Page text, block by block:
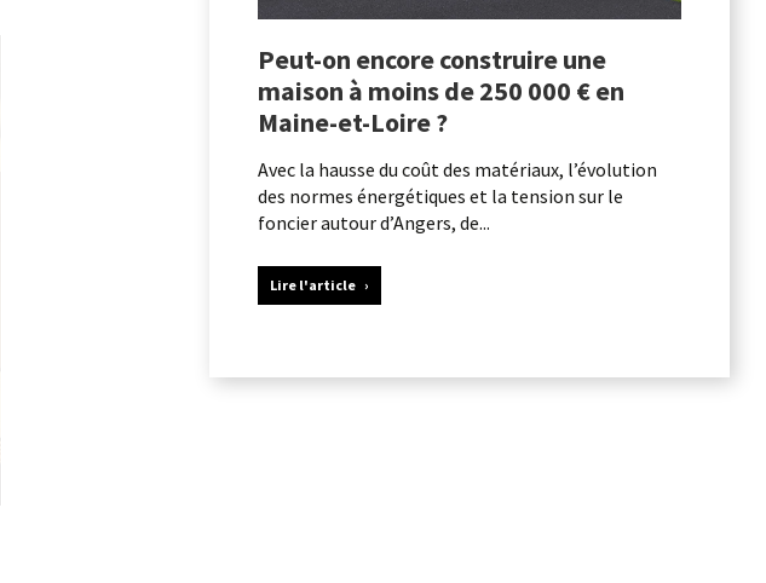
Peut-on encore construire une
maison à moins de 250 000 € en
Maine-et-Loire ?
Avec la hausse du coût des matériaux, l’évolution
des normes énergétiques et la tension sur le
foncier autour d’Angers, de...
Lire l'article